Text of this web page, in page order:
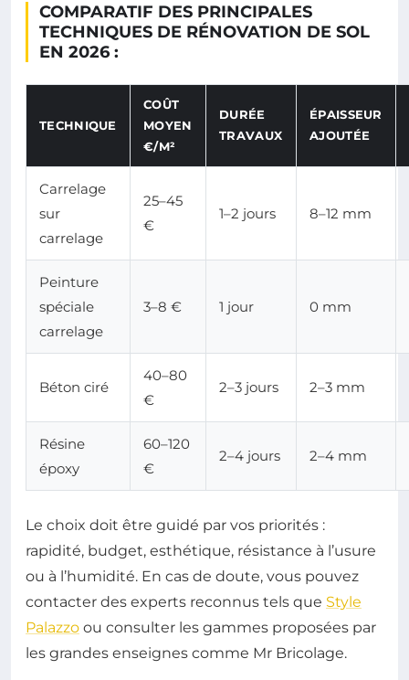
COMPARATIF DES PRINCIPALES
TECHNIQUES DE RÉNOVATION DE SOL
EN 2026 :
TECHNIQUE
COÛT
MOYEN
€/M²
DURÉE
TRAVAUX
ÉPAISSEUR
AJOUTÉE
Carrelage
sur
carrelage
25–45
€
1–2 jours 8–12 mm
Peinture
spéciale
carrelage
3–8 € 1 jour 0 mm
Béton ciré
40–80
€
2–3 jours 2–3 mm
Résine
époxy
60–120
€
2–4 jours 2–4 mm
Le choix doit être guidé par vos priorités :
rapidité, budget, esthétique, résistance à l’usure
ou à l’humidité. En cas de doute, vous pouvez
contacter des experts reconnus tels que Style
Palazzo ou consulter les gammes proposées par
les grandes enseignes comme Mr Bricolage.